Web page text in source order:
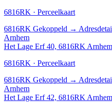
6816RK · Perceelkaart
6816RK Gekoppeld →
Arnhem
Het Lage Erf 40, 6816RK Arnhem
6816RK · Perceelkaart
6816RK Gekoppeld →
Arnhem
Het Lage Erf 42, 6816RK Arnhem